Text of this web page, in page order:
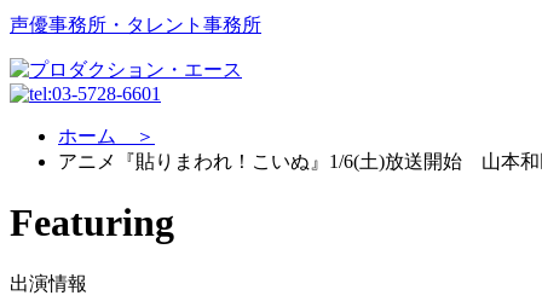
声優事務所・タレント事務所
ホーム ＞
アニメ『貼りまわれ！こいぬ』1/6(土)放送開始 山本
Featuring
出演情報